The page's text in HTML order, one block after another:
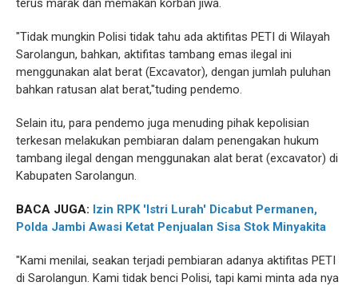
terus marak dan memakan korban jiwa.
"Tidak mungkin Polisi tidak tahu ada aktifitas PETI di Wilayah
Sarolangun, bahkan, aktifitas tambang emas ilegal ini
menggunakan alat berat (Excavator), dengan jumlah puluhan
bahkan ratusan alat berat,"tuding pendemo.
Selain itu, para pendemo juga menuding pihak kepolisian
terkesan melakukan pembiaran dalam penengakan hukum
tambang ilegal dengan menggunakan alat berat (excavator) di
Kabupaten Sarolangun.
BACA JUGA: Izin RPK 'Istri Lurah' Dicabut Permanen,
Polda Jambi Awasi Ketat Penjualan Sisa Stok Minyakita
"Kami menilai, seakan terjadi pembiaran adanya aktifitas PETI
di Sarolangun. Kami tidak benci Polisi, tapi kami minta ada nya